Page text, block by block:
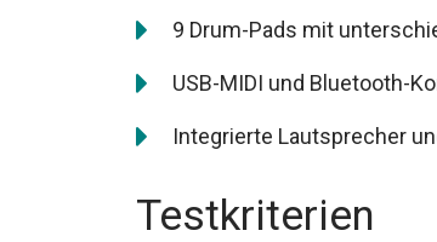
9 Drum-Pads mit
USB-MIDI und Bluetooth-
Integrierte Lautsprecher
Testkriterien